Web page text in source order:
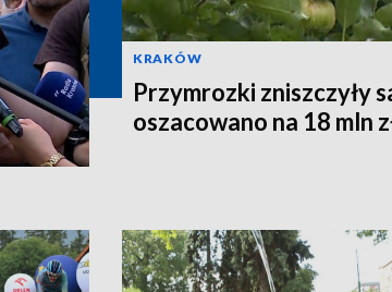
KRAKÓW
Przymrozki zniszczyły
oszacowano na 18 mln